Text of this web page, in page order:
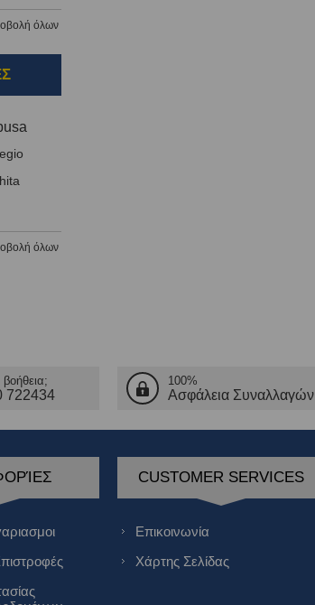
όλων
όλων
βοήθεια;
722434
100%
Ασφάλεια Συναλλαγών
CUSTOMER SERVICES
Επικοινωνία
Χάρτης Σελίδας